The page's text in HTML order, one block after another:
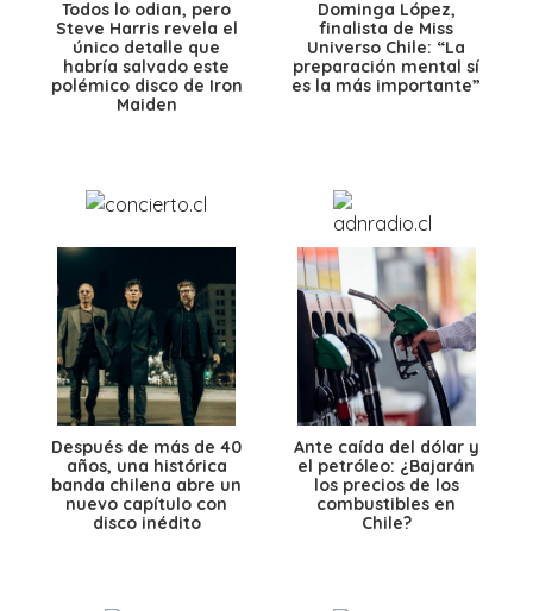
Todos lo odian, pero
Steve Harris revela el
único detalle que
habría salvado este
polémico disco de Iron
Maiden
Dominga López,
finalista de Miss
Universo Chile: “La
preparación mental sí
es la más importante”
Después de más de 40
años, una histórica
banda chilena abre un
nuevo capítulo con
disco inédito
Ante caída del dólar y
el petróleo: ¿Bajarán
los precios de los
combustibles en
Chile?